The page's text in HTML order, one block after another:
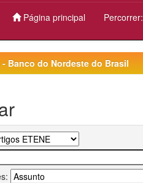
Página principal Percorrer:
- Banco do Nordeste do Brasil